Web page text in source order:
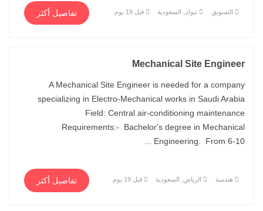
التسويق تبوك, السعودية قبل 19 يوم تفاصيل أكثر
Mechanical Site Engineer
A Mechanical Site Engineer is needed for a company
specializing in Electro-Mechanical works in Saudi Arabia
Field: Central air-conditioning maintenance
Requirements:- Bachelor's degree in Mechanical
Engineering. From 6-10 ...
هندسة الرياض, السعودية قبل 19 يوم تفاصيل أكثر